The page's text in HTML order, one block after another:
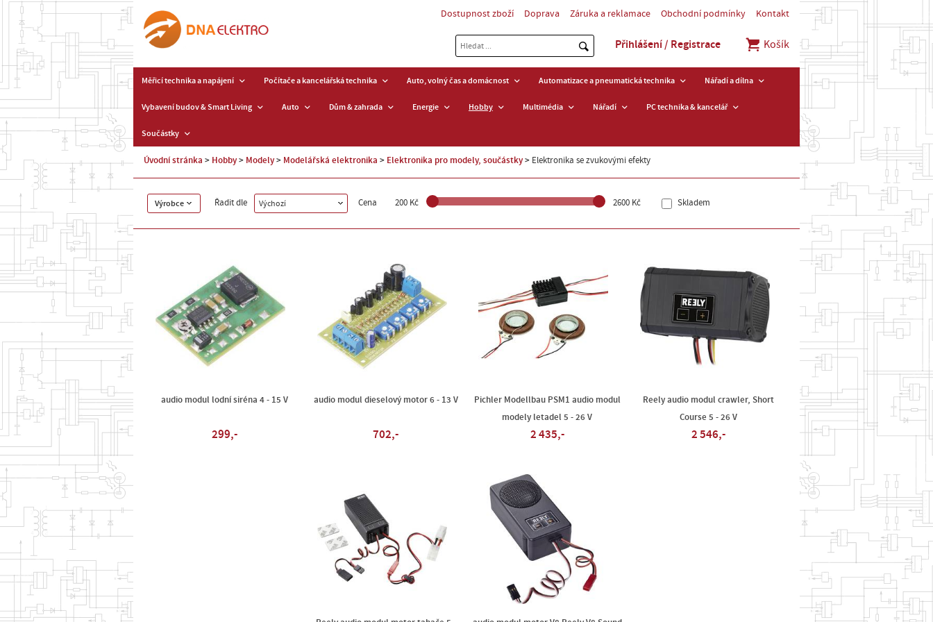
Dostupnost zboží Doprava Záruka a reklamace Obchodní podmínky Kontakt
Přihlášení / Registrace Košík
Měřicí technika a napájení Počítače a kancelářská technika Auto, volný čas a domácnost Automatizace a pneumatická technika Nářadí a dílna
Vybavení budov & Smart Living Auto Dům & zahrada Energie Hobby Multimédia Nářadí PC technika & kancelář
Součástky
Úvodní stránka Hobby Modely Modelářská elektronika Elektronika pro modely, součástky Elektronika se zvukovými efekty
Výrobce Řadit dle Výchozí Cena 200 Kč 2600 Kč Skladem
audio modul lodní siréna 4 - 15 V
299,-
audio modul dieselový motor 6 - 13 V
702,-
Pichler Modellbau PSM1 audio modul
modely letadel 5 - 26 V
2 435,-
Reely audio modul crawler, Short
Course 5 - 26 V
2 546,-